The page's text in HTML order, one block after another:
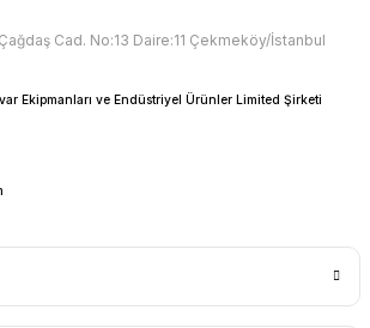
Cad. No:13 Daire:11 Çekmeköy/İstanbul
Ekipmanları ve Endüstriyel Ürünler Limited Şirketi